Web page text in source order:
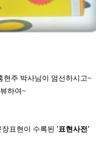
현주 박사님이 엄선하시고~
하여~
표현이 수록된 '표현사전'